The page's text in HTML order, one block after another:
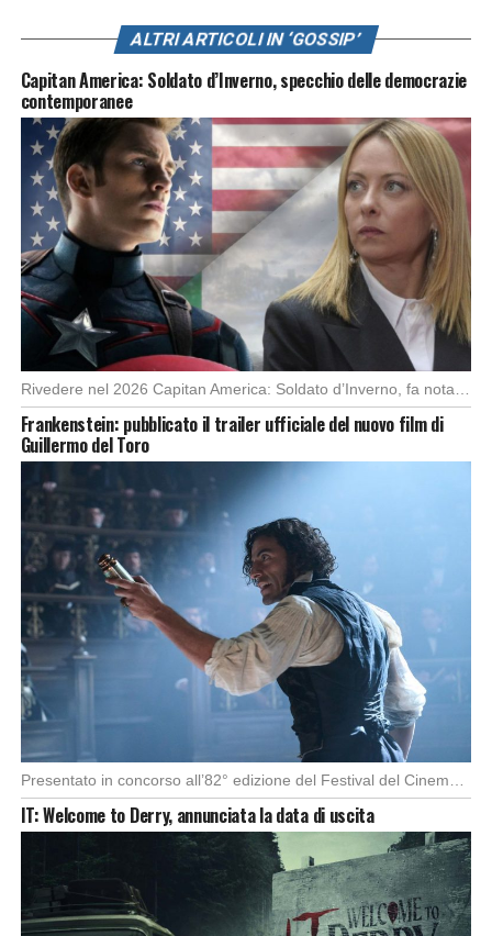
ALTRI ARTICOLI IN ‘GOSSIP’
Capitan America: Soldato d’Inverno, specchio delle democrazie
contemporanee
Rivedere nel 2026 Capitan America: Soldato d’Inverno, fa notare elementi delle democrazie moderne attuali che […]
Frankenstein: pubblicato il trailer ufficiale del nuovo film di
Guillermo del Toro
IT: Welcome to Derry, annunciata la data di uscita